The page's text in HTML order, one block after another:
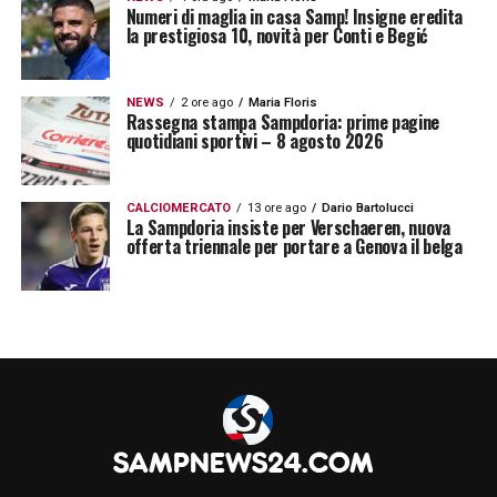
SCOPRI LA PROMO LOTTOMATICA
LA PLAYLIST DELLE NOSTRE TOP NEWS
Numeri di maglia in casa Samp! Insigne eredita
la prestigiosa 10, novità per Conti e Begić
NEWS 2 ore ago Maria Floris
Rassegna stampa Sampdoria: prime pagine
quotidiani sportivi – 8 agosto 2026
CALCIOMERCATO 13 ore ago Dario Bartolucci
La Sampdoria insiste per Verschaeren, nuova
offerta triennale per portare a Genova il belga